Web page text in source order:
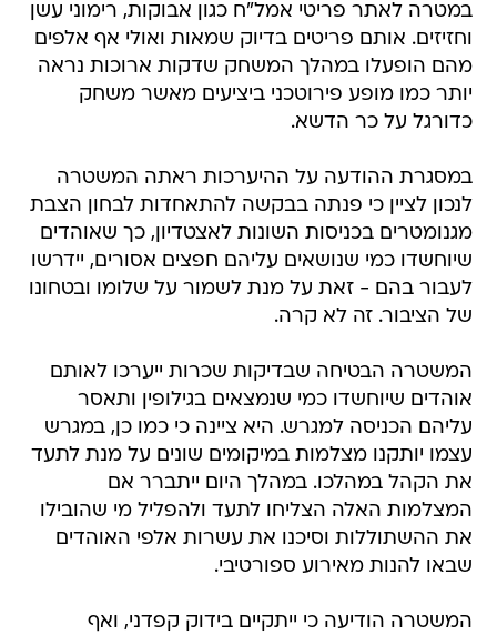
במטרה לאתר פריטי אמל"ח כגון אבוקות, רימוני עשן
וחזיזים. אותם פריטים בדיוק שמאות ואולי אף אלפים
מהם הופעלו במהלך המשחק שדקות ארוכות נראה
יותר כמו מופע פירוטכני ביציעים מאשר משחק
כדורגל על כר הדשא.
במסגרת ההודעה על ההיערכות ראתה המשטרה
לנכון לציין כי פנתה בבקשה להתאחדות לבחון הצבת
מגנומטרים בכניסות השונות לאצטדיון, כך שאוהדים
שיוחשדו כמי שנושאים עליהם חפצים אסורים, יידרשו
לעבור בהם - זאת על מנת לשמור על שלומו ובטחונו
של הציבור. זה לא קרה.
המשטרה הבטיחה שבדיקות שכרות ייערכו לאותם
אוהדים שיוחשדו כמי שנמצאים בגילופין ותאסר
עליהם הכניסה למגרש. היא ציינה כי כמו כן, במגרש
עצמו יותקנו מצלמות במיקומים שונים על מנת לתעד
את הקהל במהלכו. במהלך היום ייתברר אם
המצלמות האלה הצליחו לתעד ולהפליל מי שהובילו
את ההשתוללות וסיכנו את עשרות אלפי האוהדים
שבאו להנות מאירוע ספורטיבי.
המשטרה הודיעה כי ייתקיים בידוק קפדני, ואף